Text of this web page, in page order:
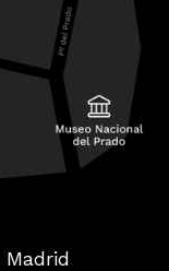
Madrid